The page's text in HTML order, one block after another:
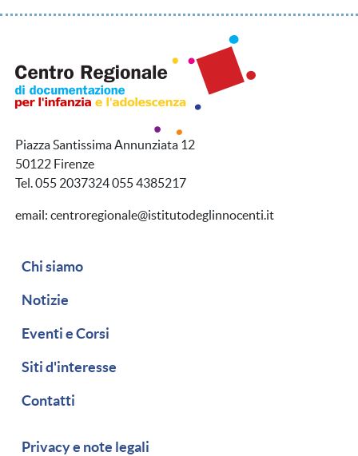
Piazza Santissima Annunziata 12
50122 Firenze
Tel. 055 2037324 055 4385217
email: centroregionale@istitutodeglinnocenti.it
Navigazione secondaria
Chi siamo
Notizie
Eventi e Corsi
Siti d'interesse
Contatti
Piè di pagina
Privacy e note legali